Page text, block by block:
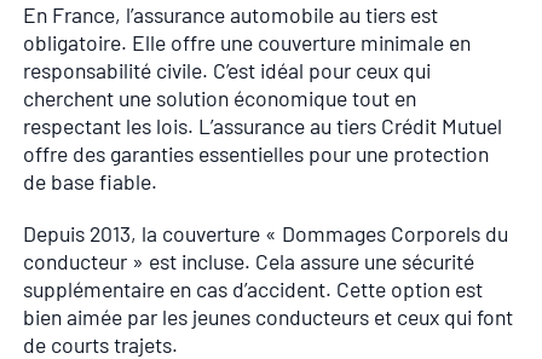
En France, l’assurance automobile au tiers est
obligatoire. Elle offre une couverture minimale en
responsabilité civile. C’est idéal pour ceux qui
cherchent une solution économique tout en
respectant les lois. L’assurance au tiers Crédit Mutuel
offre des garanties essentielles pour une protection
de base fiable.
Depuis 2013, la couverture « Dommages Corporels du
conducteur » est incluse. Cela assure une sécurité
supplémentaire en cas d’accident. Cette option est
bien aimée par les jeunes conducteurs et ceux qui font
de courts trajets.